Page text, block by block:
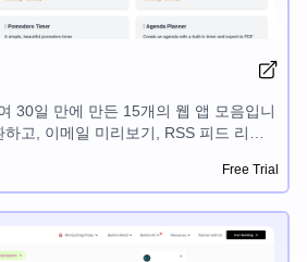
30일 만에 만든 15개의 웹 앱 모음입니
고, 이메일 미리보기, RSS 피드 리더,
, 국가 탐색기, 색상 선택기, 책 추천, 포
너, HN 향상, GitHub 저장소 탐색기, 이
어 있습니다.
Free Trial